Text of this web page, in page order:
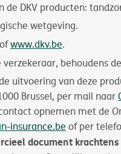
de DKV producten:
wetgeving.
www.dkv.be.
behoudens
uitvoering van deze
Brussel, per mail naar
opnemen met de
insurance.be of per
document